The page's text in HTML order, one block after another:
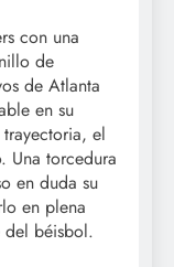
con una
de
de Atlanta
en su
el
Una torcedura
en duda su
en plena
del béisbol.